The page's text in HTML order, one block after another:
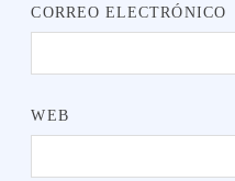
CORREO ELECTRÓNICO
WEB